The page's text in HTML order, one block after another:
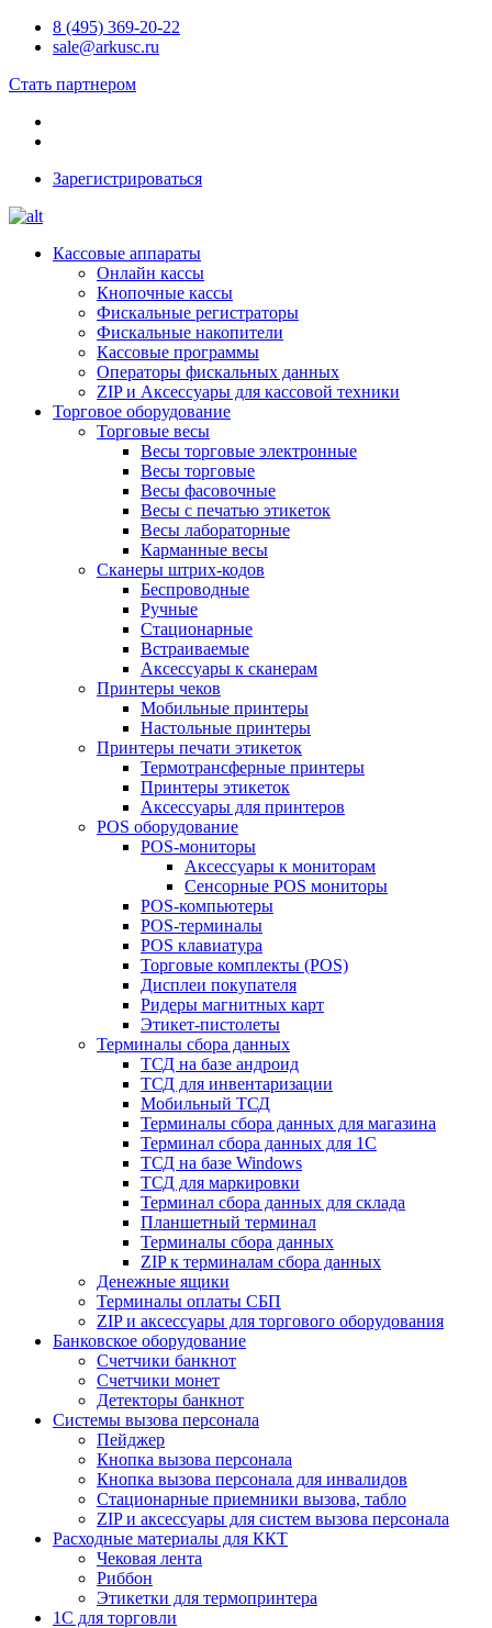
8 (495) 369-20-22
sale@arkusc.ru
Стать партнером
Зарегистрироваться
Кассовые аппараты
Онлайн кассы
Кнопочные кассы
Фискальные регистраторы
Фискальные накопители
Кассовые программы
Операторы фискальных данных
ZIP и Аксессуары для кассовой техники
Торговое оборудование
Торговые весы
Весы торговые электронные
Весы торговые
Весы фасовочные
Весы с печатью этикеток
Весы лабораторные
Карманные весы
Сканеры штрих-кодов
Беспроводные
Ручные
Стационарные
Встраиваемые
Аксессуары к сканерам
Принтеры чеков
Мобильные принтеры
Настольные принтеры
Принтеры печати этикеток
Термотрансферные принтеры
Принтеры этикеток
Аксессуары для принтеров
POS оборудование
POS-мониторы
Аксессуары к мониторам
Сенсорные POS мониторы
POS-компьютеры
POS-терминалы
POS клавиатура
Торговые комплекты (POS)
Дисплеи покупателя
Ридеры магнитных карт
Этикет-пистолеты
Терминалы сбора данных
ТСД на базе андроид
ТСД для инвентаризации
Мобильный ТСД
Терминалы сбора данных для магазина
Терминал сбора данных для 1C
ТСД на базе Windows
ТСД для маркировки
Терминал сбора данных для склада
Планшетный терминал
Терминалы сбора данных
ZIP к терминалам сбора данных
Денежные ящики
Терминалы оплаты СБП
ZIP и аксессуары для торгового оборудования
Банковское оборудование
Счетчики банкнот
Счетчики монет
Детекторы банкнот
Системы вызова персонала
Пейджер
Кнопка вызова персонала
Кнопка вызова персонала для инвалидов
Стационарные приемники вызова, табло
ZIP и аксессуары для систем вызова персонала
Расходные материалы для ККТ
Чековая лента
Риббон
Этикетки для термопринтера
1С для торговли